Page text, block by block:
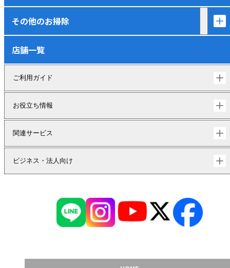
その他のお掃除
店舗一覧
ご利用ガイド
お役立ち情報
関連サービス
ビジネス・法人向け